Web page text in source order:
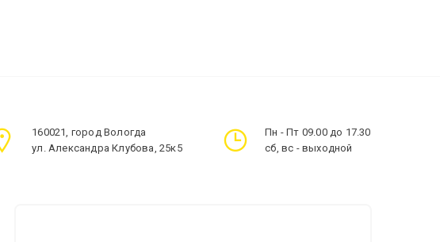
160021, город Вологда
ул. Александра Клубова, 25к5
Пн - Пт 09.00 до 17.30
сб, вс - выходной